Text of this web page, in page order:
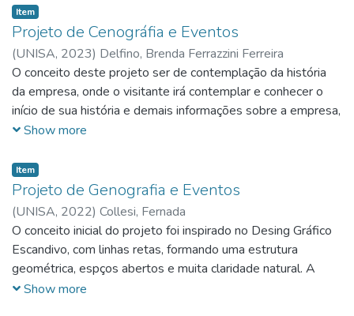
papeis de parede com led, os acrílicos colocar na forma
horizontal na parte sperior do estand e exaltar todos os
produtos que a empresa consegue fornercer para seu
cliente final.
Item
Projeto de Cenográfia e Eventos
(UNISA, 2023) Delfino, Brenda Ferrazzini Ferreira
O conceito deste projeto ser de contemplação da história
da empresa, onde o visitante irá contemplar e conhecer o
início de sua história e demais informações sobre a empresa,
e quando chegar no expositor do meio, irá conhecer o atual
Show more
Item
Projeto de Genografia e Eventos
(UNISA, 2022) Collesi, Fernada
O conceito inicial do projeto foi inspirado no Desing Gráfico
Escandivo, com linhas retas, formando uma estrutura
geométrica, espços abertos e muita claridade natural. A
ideia é que as pessoas tenham uma experiência sonsorial
Show more